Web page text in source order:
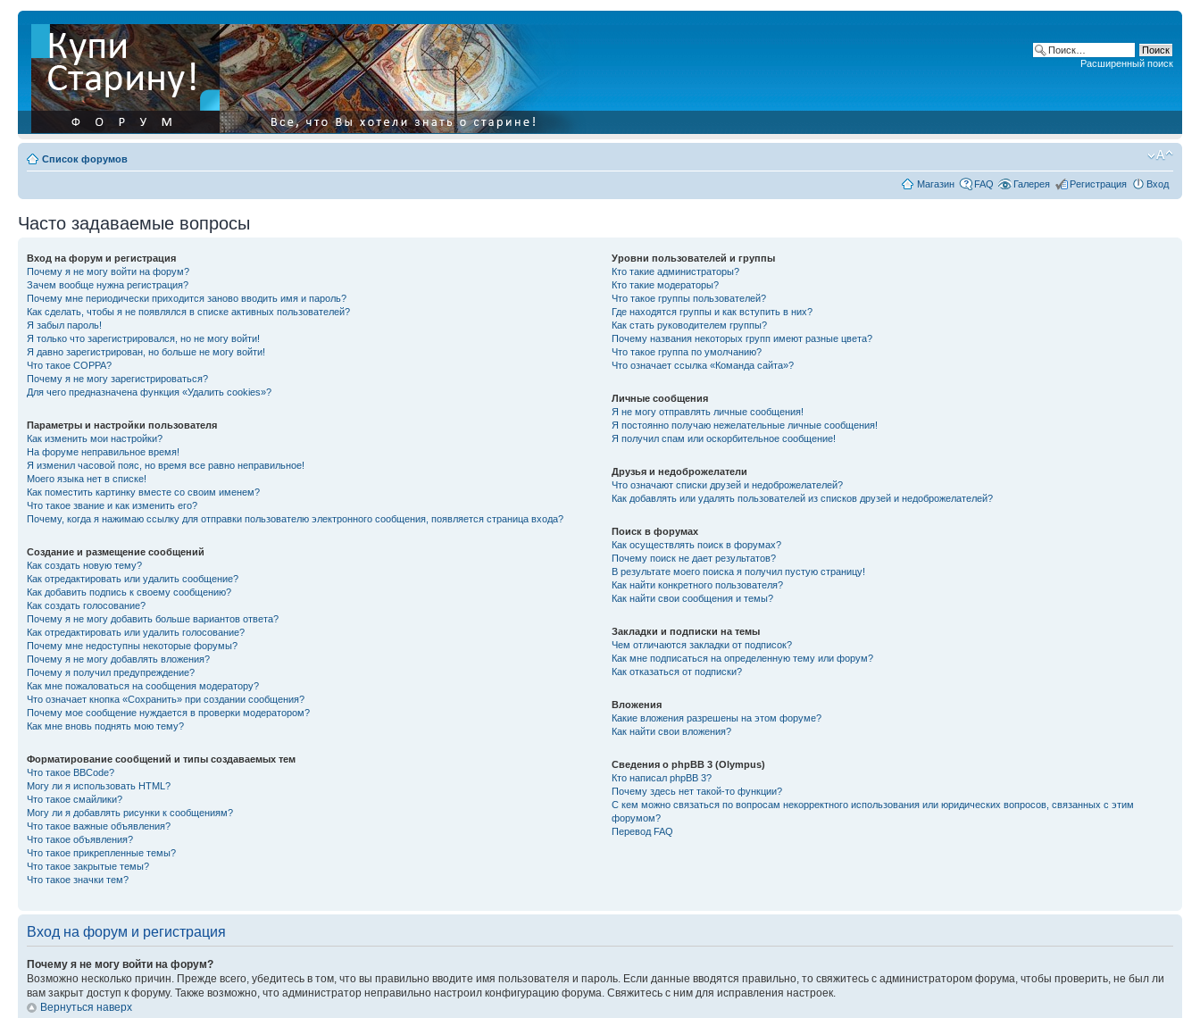
Расширенный поиск
Список форумов
Магазин FAQ Галерея Регистрация Вход
Часто задаваемые вопросы
Вход на форум и регистрация
Почему я не могу войти на форум?
Зачем вообще нужна регистрация?
Почему мне периодически приходится заново вводить имя и пароль?
Как сделать, чтобы я не появлялся в списке активных пользователей?
Я забыл пароль!
Я только что зарегистрировался, но не могу войти!
Я давно зарегистрирован, но больше не могу войти!
Что такое COPPA?
Почему я не могу зарегистрироваться?
Для чего предназначена функция «Удалить cookies»?
Параметры и настройки пользователя
Как изменить мои настройки?
На форуме неправильное время!
Я изменил часовой пояс, но время все равно неправильное!
Моего языка нет в списке!
Как поместить картинку вместе со своим именем?
Что такое звание и как изменить его?
Почему, когда я нажимаю ссылку для отправки пользователю электронного сообщения, появляется страница входа?
Создание и размещение сообщений
Как создать новую тему?
Как отредактировать или удалить сообщение?
Как добавить подпись к своему сообщению?
Как создать голосование?
Почему я не могу добавить больше вариантов ответа?
Как отредактировать или удалить голосование?
Почему мне недоступны некоторые форумы?
Почему я не могу добавлять вложения?
Почему я получил предупреждение?
Как мне пожаловаться на сообщения модератору?
Что означает кнопка «Сохранить» при создании сообщения?
Почему мое сообщение нуждается в проверки модератором?
Как мне вновь поднять мою тему?
Форматирование сообщений и типы создаваемых тем
Что такое BBCode?
Могу ли я использовать HTML?
Что такое смайлики?
Могу ли я добавлять рисунки к сообщениям?
Что такое важные объявления?
Что такое объявления?
Что такое прикрепленные темы?
Что такое закрытые темы?
Что такое значки тем?
Уровни пользователей и группы
Кто такие администраторы?
Кто такие модераторы?
Что такое группы пользователей?
Где находятся группы и как вступить в них?
Как стать руководителем группы?
Почему названия некоторых групп имеют разные цвета?
Что такое группа по умолчанию?
Что означает ссылка «Команда сайта»?
Личные сообщения
Я не могу отправлять личные сообщения!
Я постоянно получаю нежелательные личные сообщения!
Я получил спам или оскорбительное сообщение!
Друзья и недоброжелатели
Что означают списки друзей и недоброжелателей?
Как добавлять или удалять пользователей из списков друзей и недоброжелателей?
Поиск в форумах
Как осуществлять поиск в форумах?
Почему поиск не дает результатов?
В результате моего поиска я получил пустую страницу!
Как найти конкретного пользователя?
Как найти свои сообщения и темы?
Закладки и подписки на темы
Чем отличаются закладки от подписок?
Как мне подписаться на определенную тему или форум?
Как отказаться от подписки?
Вложения
Какие вложения разрешены на этом форуме?
Как найти свои вложения?
Сведения о phpBB 3 (Olympus)
Кто написал phpBB 3?
Почему здесь нет такой-то функции?
С кем можно связаться по вопросам некорректного использования или юридических вопросов, связанных с этим
форумом?
Перевод FAQ
Вход на форум и регистрация
Почему я не могу войти на форум?
Возможно несколько причин. Прежде всего, убедитесь в том, что вы правильно вводите имя пользователя и пароль. Если данные вводятся правильно, то свяжитесь с администратором форума, чтобы проверить, не был ли
вам закрыт доступ к форуму. Также возможно, что администратор неправильно настроил конфигурацию форума. Свяжитесь с ним для исправления настроек.
Вернуться наверх